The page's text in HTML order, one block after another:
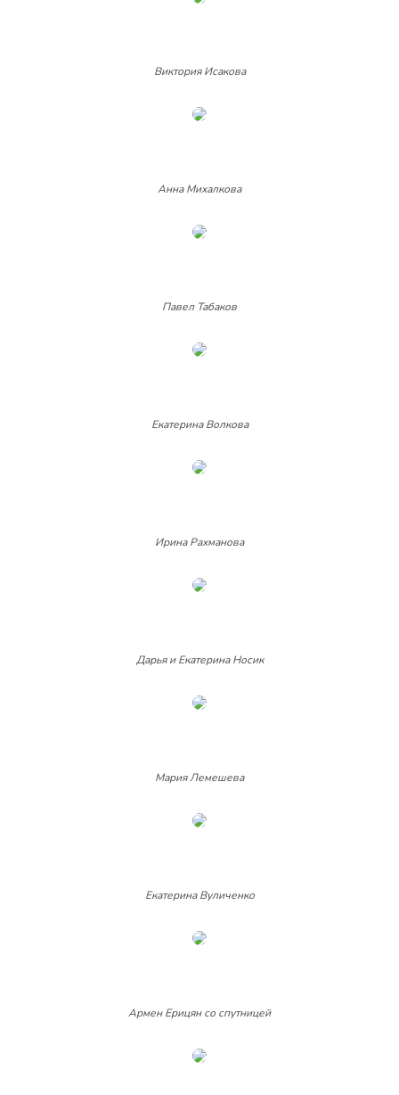
Виктория Исакова
Анна Михалкова
Павел Табаков
Екатерина Волкова
Ирина Рахманова
Дарья и Екатерина Носик
Мария Лемешева
Екатерина Вуличенко
Армен Ерицян со спутницей